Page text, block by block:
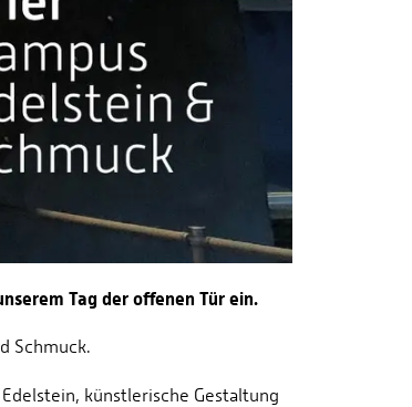
Tag der offenen Tür ein.
Schmuck.
künstlerische Gestaltung